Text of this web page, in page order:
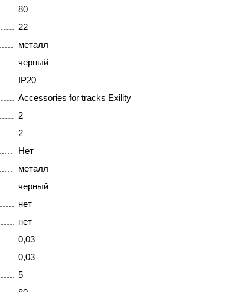
80
22
металл
черный
IP20
Accessories for tracks Exility
2
2
Нет
металл
черный
нет
нет
0,03
0,03
5